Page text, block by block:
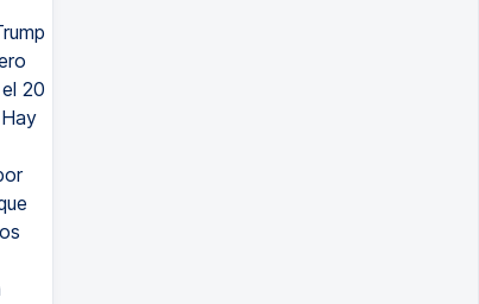
20